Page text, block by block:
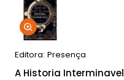
Editora: Presença
A Historia Interminavel